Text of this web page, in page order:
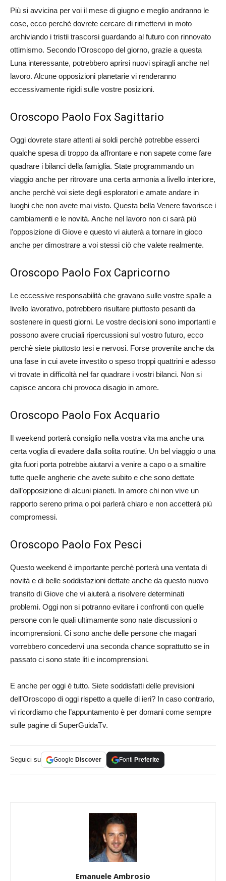
Più si avvicina per voi il mese di giugno e meglio andranno le
cose, ecco perchè dovrete cercare di rimettervi in moto
archiviando i tristii trascorsi guardando al futuro con rinnovato
ottimismo. Secondo l’Oroscopo del giorno, grazie a questa
Luna interessante, potrebbero aprirsi nuovi spiragli anche nel
lavoro. Alcune opposizioni planetarie vi renderanno
eccessivamente rigidi sulle vostre posizioni.
Oroscopo Paolo Fox Sagittario
Oggi dovrete stare attenti ai soldi perchè potrebbe esserci
qualche spesa di troppo da affrontare e non sapete come fare
quadrare i bilanci della famiglia. State programmando un
viaggio anche per ritrovare una certa armonia a livello interiore,
anche perchè voi siete degli esploratori e amate andare in
luoghi che non avete mai visto. Questa bella Venere favorisce i
cambiamenti e le novità. Anche nel lavoro non ci sarà più
l’opposizione di Giove e questo vi aiuterà a tornare in gioco
anche per dimostrare a voi stessi ciò che valete realmente.
Oroscopo Paolo Fox Capricorno
Le eccessive responsabilità che gravano sulle vostre spalle a
livello lavorativo, potrebbero risultare piuttosto pesanti da
sostenere in questi giorni. Le vostre decisioni sono importanti e
possono avere cruciali ripercussioni sul vostro futuro, ecco
perchè siete piuttosto tesi e nervosi. Forse provenite anche da
una fase in cui avete investito o speso troppi quattrini e adesso
vi trovate in difficoltà nel far quadrare i vostri bilanci. Non si
capisce ancora chi provoca disagio in amore.
Oroscopo Paolo Fox Acquario
Il weekend porterà consiglio nella vostra vita ma anche una
certa voglia di evadere dalla solita routine. Un bel viaggio o una
gita fuori porta potrebbe aiutarvi a venire a capo o a smaltire
tutte quelle angherie che avete subito e che sono dettate
dall’opposizione di alcuni pianeti. In amore chi non vive un
rapporto sereno prima o poi parlerà chiaro e non accetterà più
compromessi.
Oroscopo Paolo Fox Pesci
Questo weekend è importante perchè porterà una ventata di
novità e di belle soddisfazioni dettate anche da questo nuovo
transito di Giove che vi aiuterà a risolvere determinati
problemi. Oggi non si potranno evitare i confronti con quelle
persone con le quali ultimamente sono nate discussioni o
incomprensioni. Ci sono anche delle persone che magari
vorrebbero concedervi una seconda chance soprattutto se in
passato ci sono state liti e incomprensioni.
E anche per oggi è tutto. Siete soddisfatti delle previsioni
dell’Oroscopo di oggi rispetto a quelle di ieri? In caso contrario,
vi ricordiamo che l’appuntamento è per domani come sempre
sulle pagine di SuperGuidaTv.
Seguici su Google Discover Fonti Preferite
Emanuele Ambrosio